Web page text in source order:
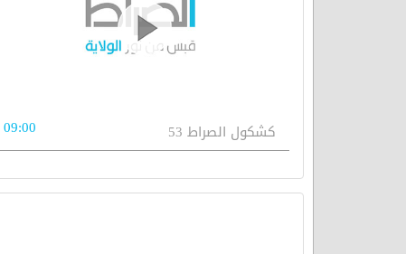
كشكول الصراط 53 09:00